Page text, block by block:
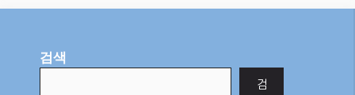
검색
검